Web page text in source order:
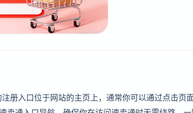
册入口位于网站的主页上，通常你可以通过点击页